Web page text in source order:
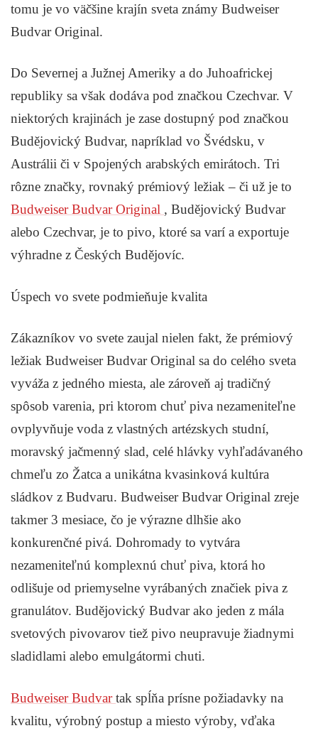
tomu je vo väčšine krajín sveta známy Budweiser
Budvar Original.
Do Severnej a Južnej Ameriky a do Juhoafrickej
republiky sa však dodáva pod značkou Czechvar. V
niektorých krajinách je zase dostupný pod značkou
Budějovický Budvar, napríklad vo Švédsku, v
Austrálii či v Spojených arabských emirátoch. Tri
rôzne značky, rovnaký prémiový ležiak – či už je to
Budweiser Budvar Original , Budějovický Budvar
alebo Czechvar, je to pivo, ktoré sa varí a exportuje
výhradne z Českých Budějovíc.
Úspech vo svete podmieňuje kvalita
Zákazníkov vo svete zaujal nielen fakt, že prémiový
ležiak Budweiser Budvar Original sa do celého sveta
vyváža z jedného miesta, ale zároveň aj tradičný
spôsob varenia, pri ktorom chuť piva nezameniteľne
ovplyvňuje voda z vlastných artézskych studní,
moravský jačmenný slad, celé hlávky vyhľadávaného
chmeľu zo Žatca a unikátna kvasinková kultúra
sládkov z Budvaru. Budweiser Budvar Original zreje
takmer 3 mesiace, čo je výrazne dlhšie ako
konkurenčné pivá. Dohromady to vytvára
nezameniteľnú komplexnú chuť piva, ktorá ho
odlišuje od priemyselne vyrábaných značiek piva z
granulátov. Budějovický Budvar ako jeden z mála
svetových pivovarov tiež pivo neupravuje žiadnymi
sladidlami alebo emulgátormi chuti.
Budweiser Budvar tak spĺňa prísne požiadavky na
kvalitu, výrobný postup a miesto výroby, vďaka